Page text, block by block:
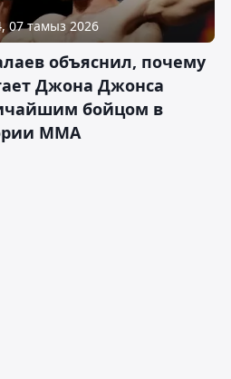
07 тамыз 2026
объяснил, почему
Джона Джонса
бойцом в
ММА